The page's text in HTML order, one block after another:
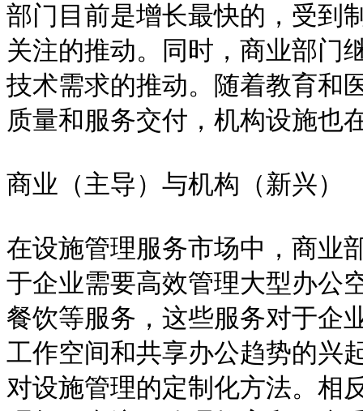
部门目前是增长最快的，受到
关注的推动。同时，商业部门
技术需求的推动。随着教育和
质量和服务交付，机构设施也
商业（主导）与机构（新兴）
在设施管理服务市场中，商业
于企业需要高效管理大型办公
餐饮等服务，这些服务对于企
工作空间和共享办公趋势的兴
对设施管理的定制化方法。相